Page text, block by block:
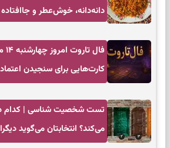
دانه‌دانه، خوش‌عطر و جاافتاده
کارت‌هایی برای سنجیدن
تست شخصیت شناسی | کدام
می‌کند؟ انتخابتان می‌گوید